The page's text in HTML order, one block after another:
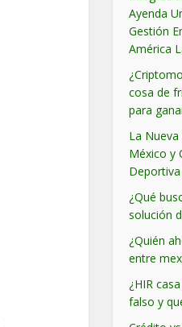
Ayenda
Gestión
América
cosa de
para
La
México y
¿Qué
solución
¿Quién
entre
¿HIR
falso y